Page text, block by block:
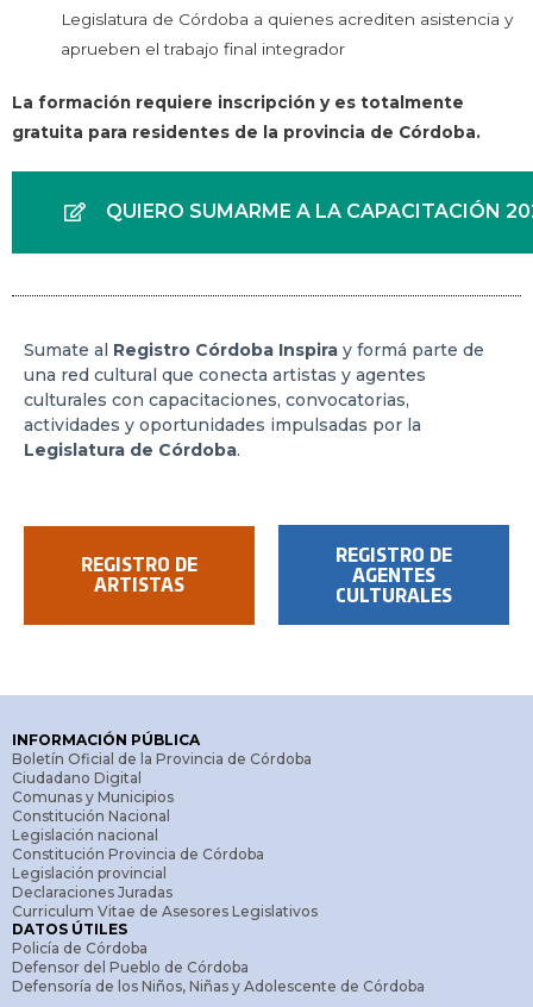
Legislatura de Córdoba a quienes acrediten asistencia y
aprueben el trabajo final integrador
La formación requiere inscripción y es totalmente
gratuita para residentes de la provincia de Córdoba.
QUIERO SUMARME A LA CAPACITACIÓN
Sumate al Registro Córdoba Inspira y formá parte de
una red cultural que conecta artistas y agentes
culturales con capacitaciones, convocatorias,
actividades y oportunidades impulsadas por la
Legislatura de Córdoba.
REGISTRO DE
ARTISTAS
REGISTRO DE
AGENTES
CULTURALES
INFORMACIÓN PÚBLICA
Boletín Oficial de la Provincia de Córdoba
Ciudadano Digital
Comunas y Municipios
Constitución Nacional
Legislación nacional
Constitución Provincia de Córdoba
Legislación provincial
Declaraciones Juradas
Curriculum Vitae de Asesores Legislativos
DATOS ÚTILES
Policía de Córdoba
Defensor del Pueblo de Córdoba
Defensoría de los Niños, Niñas y Adolescente de Córdoba